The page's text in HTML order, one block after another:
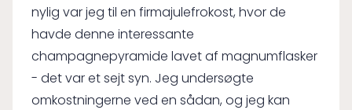
nylig var jeg til en firmajulefrokost, hvor de
havde denne interessante
champagnepyramide lavet af magnumflasker
- det var et sejt syn. Jeg undersøgte
omkostningerne ved en sådan, og jeg kan